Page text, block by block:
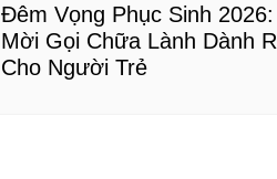
Đêm Vọng Phục Sinh
Mời Gọi Chữa Lành Dành
Cho Người Trẻ